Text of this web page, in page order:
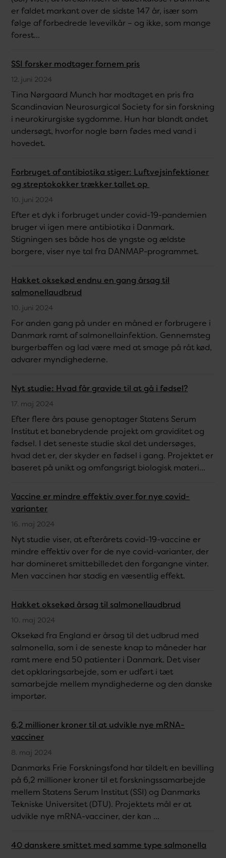
er faldet markant over de sidste 147 år, især som
følge af forbedrede levevilkår – og ikke, som mange
forest...
SSI forsker modtager fornem pris
12. juni 2024
Tina Nørgaard Munch har modtaget en pris fra
Scandinavian Neurosurgical Society for sin forskning
i neurokirurgiske sygdomme. Hun har blandt andet
undersøgt, hvorfor nogle børn fødes med vand i
hovedet.
Forbruget af antibiotika stiger: Luftvejsinfektioner
og streptokokker trækker tallet op
10. juni 2024
Efter et dyk i forbruget under covid-19-pandemien
bruger vi igen mere antibiotika i Danmark.
Stigningen ses både hos de yngste og ældste
borgere, viser nye tal fra DANMAP-programmet.
Hakket oksekød endnu en gang årsag til
salmonellaudbrud
10. juni 2024
For anden gang på under en måned er forbrugere i
Danmark ramt af salmonellainfektion. Gennemsteg
burgerbøffen og lad være med at smage på råt kød,
advarer myndighederne.
Nyt studie: Hvad får gravide til at gå i fødsel?
17. maj 2024
Efter flere års pause genoptager Statens Serum
Institut et banebrydende projekt om graviditet og
fødsel. I det seneste studie skal det undersøges,
hvad det er, der skyder en fødsel i gang. Projektet er
baseret på unikt og omfangsrigt biologisk materi...
Vaccine er mindre effektiv over for nye covid-
varianter
16. maj 2024
Nyt studie viser, at efterårets covid-19-vaccine er
mindre effektiv over for de nye covid-varianter, der
har domineret smittebilledet den forgangne vinter.
Men vaccinen har stadig en væsentlig effekt.
Hakket oksekød årsag til salmonellaudbrud
10. maj 2024
Oksekød fra England er årsag til det udbrud med
salmonella, som i de seneste knap to måneder har
ramt mere end 50 patienter i Danmark. Det viser
det opklaringsarbejde, som er udført i tæt
samarbejde mellem myndighederne og den danske
importør.
6,2 millioner kroner til at udvikle nye mRNA-
vacciner
8. maj 2024
Danmarks Frie Forskningsfond har tildelt en bevilling
på 6,2 millioner kroner til et forskningssamarbejde
mellem Statens Serum Institut (SSI) og Danmarks
Tekniske Universitet (DTU). Projektets mål er at
udvikle nye mRNA-vacciner, der kan ...
40 danskere smittet med samme type salmonella